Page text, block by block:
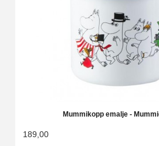
Mummikopp emalje -
189,00